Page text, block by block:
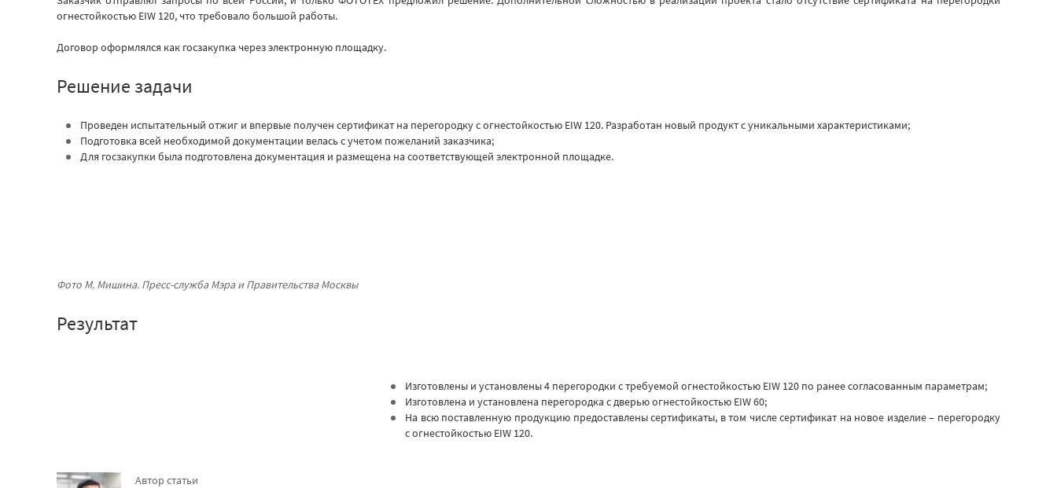
огнестойкостью EIW 120, что требовало большой работы.
Договор оформлялся как госзакупка через электронную площадку.
Решение задачи
Проведен испытательный отжиг и впервые получен сертификат на перегородку с огнестойкостью EIW 120. Разработан новый продукт с уникальными характеристиками;
Подготовка всей необходимой документации велась с учетом пожеланий заказчика;
Для госзакупки была подготовлена документация и размещена на соответствующей электронной площадке.
Фото М. Мишина. Пресс-служба Мэра и Правительства Москвы
Результат
Изготовлены и установлены 4 перегородки с требуемой огнестойкостью EIW 120 по ранее согласованным параметрам;
Изготовлена и установлена перегородка с дверью огнестойкостью EIW 60;
На всю поставленную продукцию предоставлены сертификаты, в том числе сертификат на новое изделие – перегородку
с огнестойкостью EIW 120.
Автор статьи